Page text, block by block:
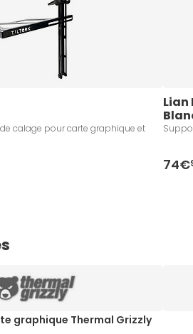
calage pour carte graphique et
Lian
74€
graphique Thermal Grizzly